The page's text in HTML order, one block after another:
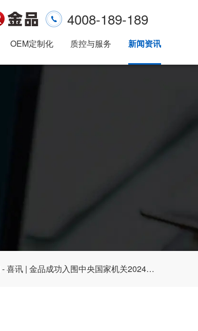
4008-189-189
OEM定制化 质控与服务 新闻资讯
- 喜讯 | 金品成功入围中央国家机关2024年